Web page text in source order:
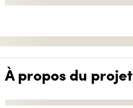
À propos du projet